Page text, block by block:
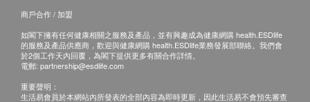
甲狀腺
游離甲狀腺素
促甲狀腺激素
泌尿情況
所有身體檢查並非作為醫務診斷或治療用途，如需
撰寫醫生轉介信，將作額外收費$200。
如個別人士有特別醫療需求，香港駿檢會保留按情
況徵收額外費用的權利。
DEXA骨質密度檢查適合40歲以上人士(特別需要
商戶合作 / 加盟
如閣下擁有任何健康相關之服務及產品，並有興趣成為健康網購 health.ESDlife
的服務及產品供應商，歡迎與健康網購 health.ESDlife業務發展部聯絡。我們會
於2個工作天內回覆，為閣下提供更多有關合作詳情。
電郵: partnership@esdlife.com
重要聲明：
生活易會員於本網站內所發表的全部內容為即時更新，因此生活易不會預先審查